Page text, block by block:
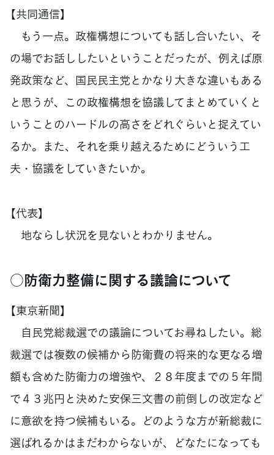
【共同通信】
もう一点。政権構想についても話し合いたい、そ
の場でお話ししたいということだったが、例えば原
発政策など、国民民主党とかなり大きな違いもある
と思うが、この政権構想を協議してまとめていくと
いうことのハードルの高さをどれぐらいと捉えてい
るか。また、それを乗り越えるためにどういう工
夫・協議をしていきたいか。
【代表】
地ならし状況を見ないとわかりません。
○防衛力整備に関する議論について
【東京新聞】
自民党総裁選での議論についてお尋ねしたい。総
裁選では複数の候補から防衛費の将来的な更なる増
額も含めた防衛力の増強や、２８年度までの５年間
で４３兆円と決めた安保三文書の前倒しの改定など
に意欲を持つ候補もいる。どのような方が新総裁に
選ばれるかはまだわからないが、どなたになっても